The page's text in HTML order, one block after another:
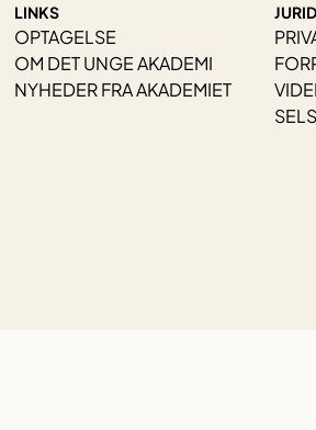
LINKS
OPTAGELSE
OM DET UNGE AKADEMI
NYHEDER FRA AKADEMIET